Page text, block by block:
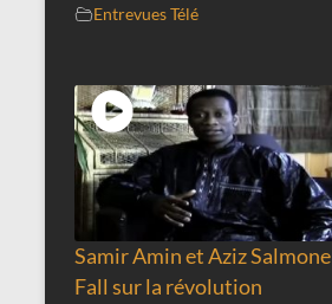
Entrevues Télé
Samir Amin et Aziz Salmone
Fall sur la révolution